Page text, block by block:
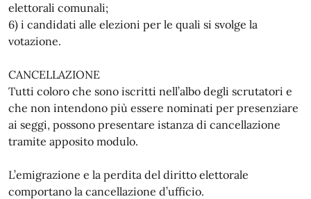
elettorali comunali;
6) i candidati alle elezioni per le quali si svolge la
votazione.
CANCELLAZIONE
Tutti coloro che sono iscritti nell’albo degli scrutatori e
che non intendono più essere nominati per presenziare
ai seggi, possono presentare istanza di cancellazione
tramite apposito modulo.
L’emigrazione e la perdita del diritto elettorale
comportano la cancellazione d’ufficio.